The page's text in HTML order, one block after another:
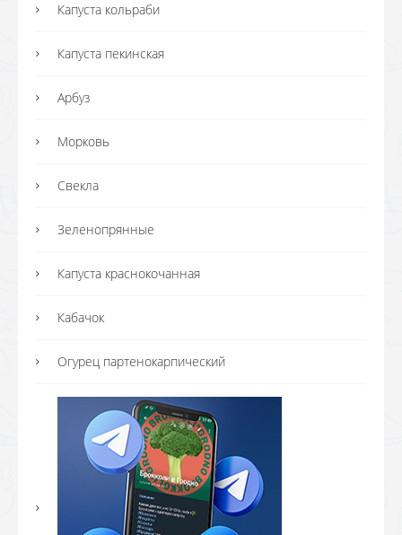
Капуста кольраби
Капуста пекинская
Арбуз
Морковь
Свекла
Зеленопрянные
Капуста краснокочанная
Кабачок
Огурец партенокарпический